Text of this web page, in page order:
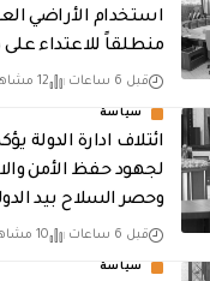
استخدام الأراضي
منطلقاً للاعتداء على
قبل 6 ساعات 12 مشاهدات
سياسة
ائتلاف ادارة الدولة
لجهود حفظ الأمن
وحصر السلاح بيد
قبل 6 ساعات 10 مشاهدات
سياسة